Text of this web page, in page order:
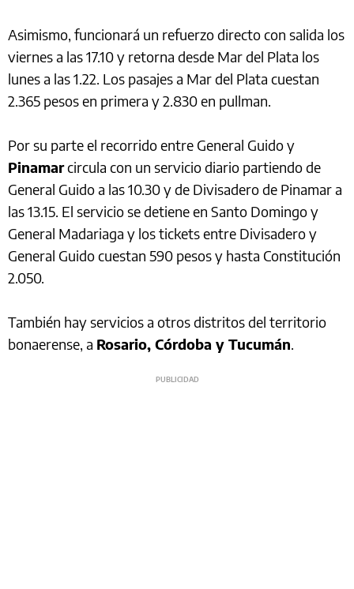
Asimismo, funcionará un refuerzo directo con salida los
viernes a las 17.10 y retorna desde Mar del Plata los
lunes a las 1.22. Los pasajes a Mar del Plata cuestan
2.365 pesos en primera y 2.830 en pullman.
Por su parte el recorrido entre General Guido y
Pinamarcircula con un servicio diario partiendo de
General Guido a las 10.30 y de Divisadero de Pinamar a
las 13.15. El servicio se detiene en Santo Domingo y
General Madariaga y los tickets entre Divisadero y
General Guido cuestan 590 pesos y hasta Constitución
2.050.
También hay servicios a otros distritos del territorio
bonaerense, a Rosario, Córdoba y Tucumán.